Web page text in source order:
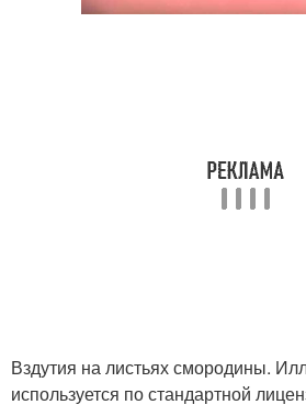
Вздутия на листьях смородины.
используется по стандартной